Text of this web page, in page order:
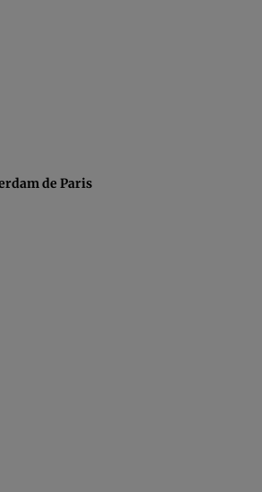
de Paris